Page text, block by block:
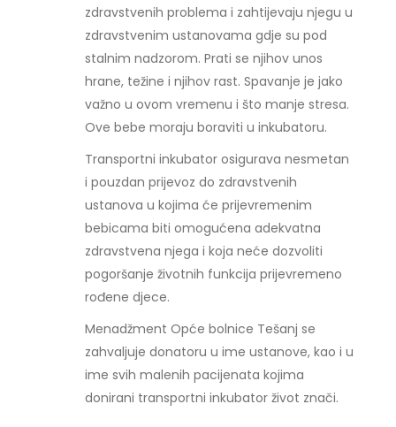
zdravstvenih problema i zahtijevaju njegu u
zdravstvenim ustanovama gdje su pod
stalnim nadzorom. Prati se njihov unos
hrane, težine i njihov rast. Spavanje je jako
važno u ovom vremenu i što manje stresa.
Ove bebe moraju boraviti u inkubatoru.
Transportni inkubator osigurava nesmetan
i pouzdan prijevoz do zdravstvenih
ustanova u kojima će prijevremenim
bebicama biti omogućena adekvatna
zdravstvena njega i koja neće dozvoliti
pogoršanje životnih funkcija prijevremeno
rođene djece.
Menadžment Opće bolnice Tešanj se
zahvaljuje donatoru u ime ustanove, kao i u
ime svih malenih pacijenata kojima
donirani transportni inkubator život znači.